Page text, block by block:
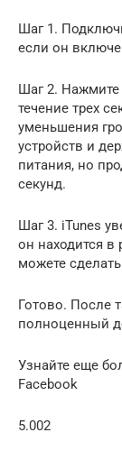
Шаг 1.
если он
Шаг 2. Нажмите
течение трех
уменьшения
устройств и
питания, но
секунд.
Шаг 3. iTunes
он находится в
можете
Готово. После
полноценный
Узнайте еще
Facebook
5.002